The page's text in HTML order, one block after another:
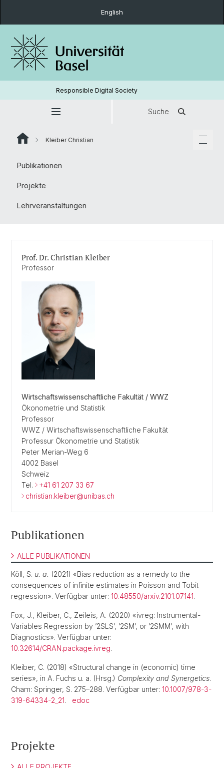
English
Responsible Digital Society
Suche
Kleiber Christian
Publikationen
Projekte
Lehrveranstaltungen
Prof. Dr. Christian Kleiber
Professor
Wirtschaftswissenschaftliche Fakultät / WWZ
Ökonometrie und Statistik
Professor
WWZ / Wirtschaftswissenschaftliche Fakultät
Professur Ökonometrie und Statistik
Peter Merian-Weg 6
4002 Basel
Schweiz
Tel.
+41 61 207 33 67
christian.kleiber@unibas.ch
Publikationen
ALLE PUBLIKATIONEN
Köll, S. u. a. (2021) «Bias reduction as a remedy to the
consequences of infinite estimates in Poisson and Tobit
regression». Verfügbar unter: 10.48550/arxiv.2101.07141.
Fox, J., Kleiber, C., Zeileis, A. (2020) «ivreg: Instrumental-
Variables Regression by ’2SLS’, ’2SM’, or ’2SMM’, with
Diagnostics». Verfügbar unter:
10.32614/CRAN.package.ivreg.
Kleiber, C. (2018) «Structural change in (economic) time
series», in A. Fuchs u. a. (Hrsg.) Complexity and Synergetics.
Cham: Springer, S. 275–288. Verfügbar unter: 10.1007/978-3-
319-64334-2_21. edoc
Projekte